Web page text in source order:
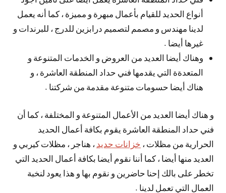
أنواع الحديد للقيام بأعمال مبهرة و مميزة ، كما أنه يعمل
لدينا مهندس و مصمم لتصميم درابزين للدرج ، للبرندات و
غيرها أيضا .
وهناك أيضا العديد من العروض و الخدمات المتنوعة و
المتعدةة التي يقدمها فني حداد المنطقة العاشرة ، و
هناك أيضا حسومات متنوعة مقدمة من شركتنا .
و هناك أيضا العديد من الأعمال المتنوعة و المختلفة ، كما أن
فني حداد المنطقة العاشرة يقوم بكافة أعمال الحديد
الحرارية من مظلات ، خزانات حديد ، هناجر ، مظلات كيربي و
العديد منها أيضا ، كما أننا نقوم أيضا بكافة أعمال الحديد التي
تخطر على بالك إحنا حاضرين و نقوم بها و هذا يعود لنخبة
العمال التي تعمل لدينا .